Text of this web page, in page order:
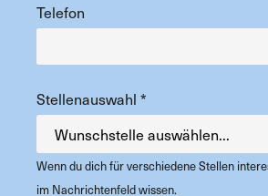
Telefon
Stellenauswahl *
Wenn du dich für verschiedene Stellen
im Nachrichtenfeld wissen.